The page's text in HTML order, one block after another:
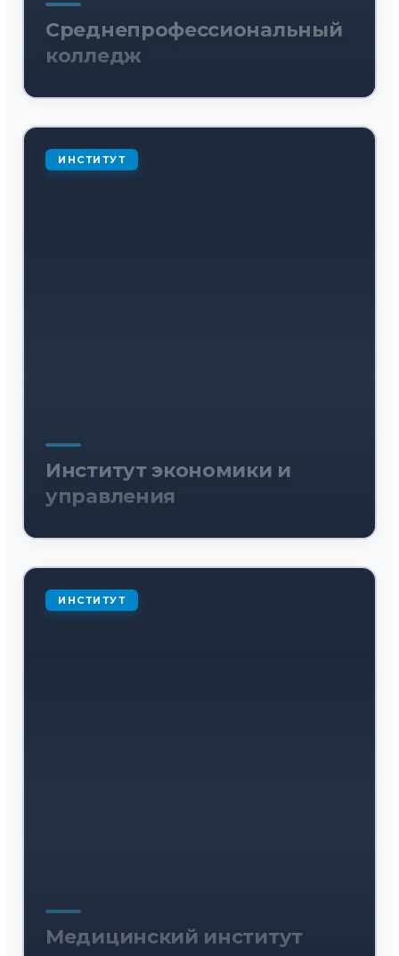
Среднепрофессиональный
колледж
Институт экономики и
управления
ИНСТИТУТ
Медицинский институт
ИНСТИТУТ